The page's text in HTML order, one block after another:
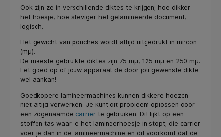
Ook zijn ze in verschillende diktes te krijgen; hoe dikker
het hoesje, hoe steviger het gelamineerde document,
logisch.
Het gewicht van pouches wordt altijd uitgedrukt in mircon
(mµ).
De meeste gebruikte diktes zijn 75 mµ, 125 mµ en 250 mµ.
Let goed op of jouw apparaat de door jou gewenste dikte
wel aankan!
Goedkopere lamineermachines kunnen dikkere hoezen
niet altijd verwerken. Je kunt dit probleem oplossen door
een zogenaamde carrier te gebruiken. Dit lijkt op een
stoffen tas waar je het lamineerhoesje in stopt; die carrier
voer je dan in de lamineermachine en dit voorkomt dat de